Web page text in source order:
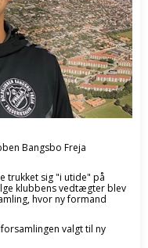
Bangsbo Freja
trukket sig "i utide" på
klubbens vedtægter blev
hvor ny formand
valgt til ny